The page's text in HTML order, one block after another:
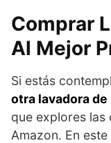
Comprar
Al Mejor
Si estás
otra lavadora de
que explores las
Amazon. En